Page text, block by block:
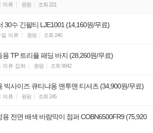
의류 원팡 조회 221
30수 긴팔티 LJE1001 (14,160원/무료)
얼 의류 원팡 조회 240
TP 트리플 패딩 바지 (28,260원/무료)
의류 잡화 원팡 조회 9942
빅사이즈 큐티냐옹 맨투맨 티셔츠 (34,900원/무료)
의류 원팡 조회 245
전면 배색 바람막이 점퍼 COBN6500FR9 (75,920